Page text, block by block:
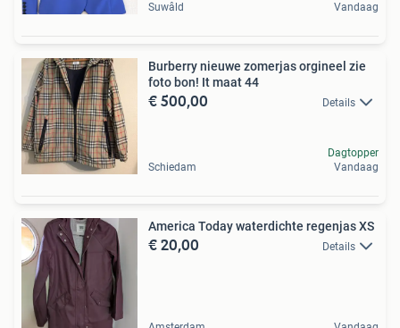
Suwâld
Vandaag
Burberry nieuwe zomerjas orgineel zie
foto bon! It maat 44
€ 500,00 Details
Schiedam
Dagtopper
Vandaag
America Today waterdichte regenjas XS
€ 20,00 Details